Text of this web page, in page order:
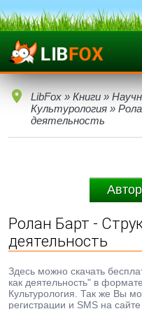
LibFox » Книги »
Культурология »
деятельность
Ролан Барт -
деятельность
Здесь можно скачать
как деятельность" в
Культурология. Так же Вы
регистрации и SMS на